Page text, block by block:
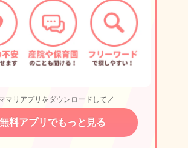
マリアプリをダウンロードして／
無料アプリでもっと見る